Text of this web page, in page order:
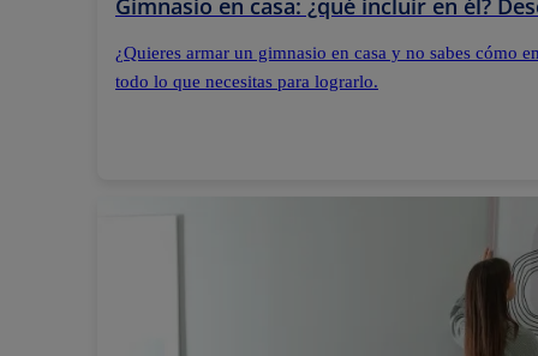
Gimnasio en casa: ¿qué incluir en él?
¿Quieres armar un gimnasio en casa y no sabes cómo
todo lo que necesitas para lograrlo.